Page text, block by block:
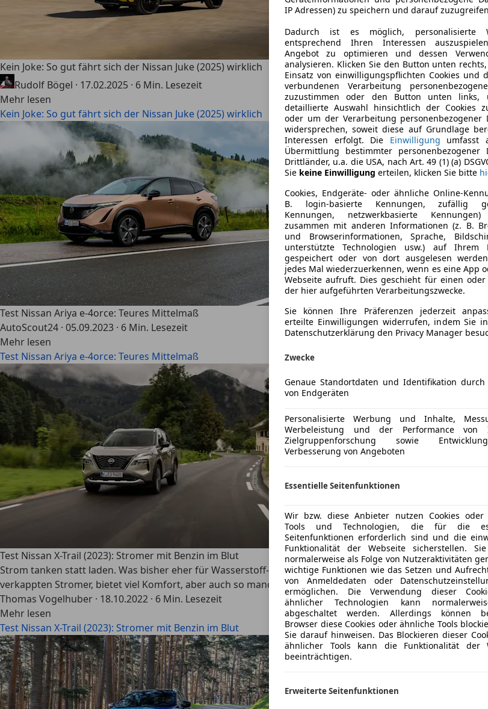
IP Adressen) zu speichern und darauf
Dadurch ist es möglich, personalisierte
entsprechend Ihren Interessen
Angebot zu optimieren und dessen
analysieren. Klicken Sie den Button unten
Einsatz von einwilligungspflichten Cookies und
verbundenen Verarbeitung
zuzustimmen oder den Button unten links,
detaillierte Auswahl hinsichtlich der Cookies
oder um der Verarbeitung personenbezogener
widersprechen, soweit diese auf Grundlage
Interessen erfolgt. Die Einwilligung umfasst
Übermittlung bestimmter personenbezogener
Drittländer, u.a. die USA, nach Art. 49 (1) (a)
Sie keine Einwilligung erteilen, klicken Sie bitte
Cookies, Endgeräte- oder ähnliche Online-
B. login-basierte Kennungen, zufällig
Kennungen, netzwerkbasierte
zusammen mit anderen Informationen (z. B.
und Browserinformationen, Sprache,
unterstützte Technologien usw.) auf Ihrem
gespeichert oder von dort ausgelesen
jedes Mal wiederzuerkennen, wenn es eine App
Webseite aufruft. Dies geschieht für einen
der hier aufgeführten Verarbeitungszwecke.
Sie können Ihre Präferenzen jederzeit
erteilte Einwilligungen widerrufen, indem Sie
Datenschutzerklärung den Privacy Manager
Zwecke
Genaue Standortdaten und Identifikation durch
von Endgeräten
Personalisierte Werbung und Inhalte,
Werbeleistung und der Performance von
Zielgruppenforschung sowie
Verbesserung von Angeboten
Essentielle Seitenfunktionen
Wir bzw. diese Anbieter nutzen Cookies oder
Tools und Technologien, die für die
Seitenfunktionen erforderlich sind und die
Funktionalität der Webseite sicherstellen.
normalerweise als Folge von Nutzeraktivitäten
wichtige Funktionen wie das Setzen und
von Anmeldedaten oder
ermöglichen. Die Verwendung dieser
ähnlicher Technologien kann
abgeschaltet werden. Allerdings können
Browser diese Cookies oder ähnliche Tools
Sie darauf hinweisen. Das Blockieren dieser
ähnlicher Tools kann die Funktionalität der
beeinträchtigen.
Erweiterte Seitenfunktionen
Kein Joke: So gut fährt sich der Nissan Juke (2025) wirklich
Rudolf Bögel · 17.02.2025 · 6 Min. Lesezeit
Mehr lesen
Kein Joke: So gut fährt sich der Nissan Juke (2025) wirklich
Test Nissan Ariya e-4orce: Teures Mittelmaß
AutoScout24 · 05.09.2023 · 6 Min. Lesezeit
Mehr lesen
Test Nissan Ariya e-4orce: Teures Mittelmaß
Test Nissan X-Trail (2023): Stromer mit Benzin im Blut
Strom tanken statt laden. Was bisher eher für Wasserstoff-Fahrzeuge galt, will Nissan auch auf den
verkappten Stromer, bietet viel Komfort, aber auch so manche Schwäche. Fahrbericht!
Thomas Vogelhuber · 18.10.2022 · 6 Min. Lesezeit
Mehr lesen
Test Nissan X-Trail (2023): Stromer mit Benzin im Blut